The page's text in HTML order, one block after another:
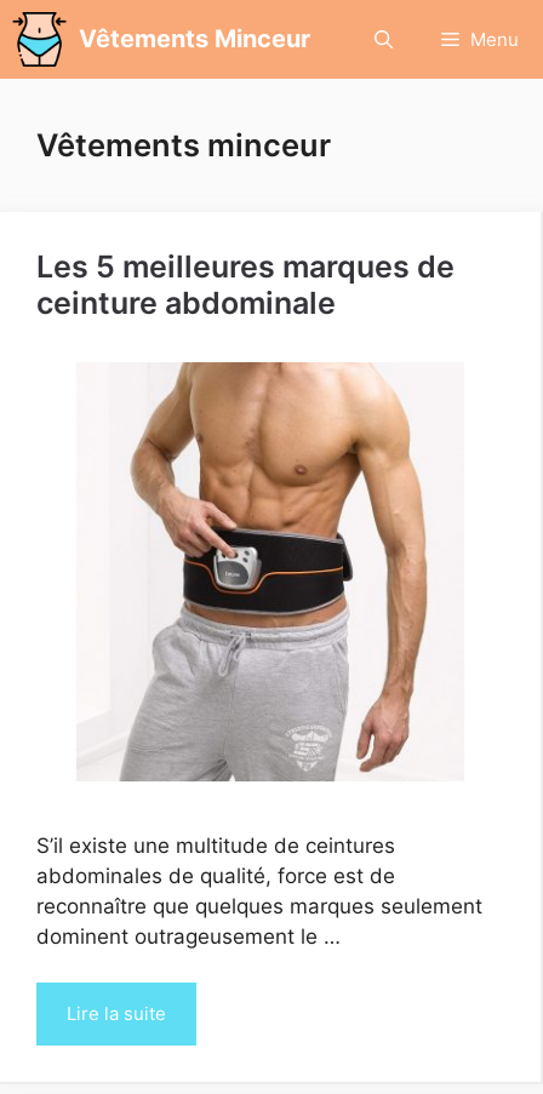
Aller
au
contenu
Vêtements Minceur Menu
Vêtements minceur
Les 5 meilleures marques de
ceinture abdominale
S’il existe une multitude de ceintures
abdominales de qualité, force est de
reconnaître que quelques marques seulement
dominent outrageusement le …
Lire la suite